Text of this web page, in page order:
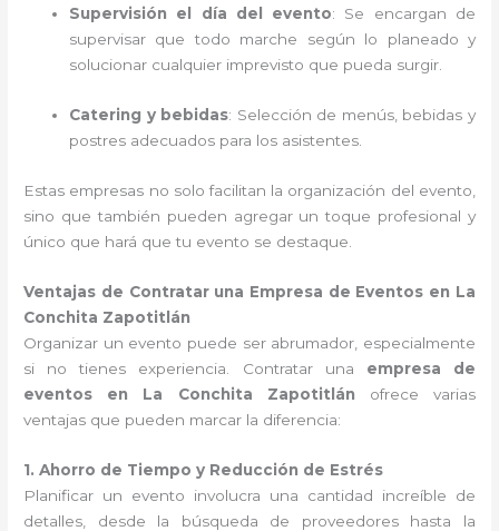
Supervisión el día del evento: Se encargan de
supervisar que todo marche según lo planeado y
solucionar cualquier imprevisto que pueda surgir.
Catering y bebidas: Selección de menús, bebidas y
postres adecuados para los asistentes.
Estas empresas no solo facilitan la organización del evento,
sino que también pueden agregar un toque profesional y
único que hará que tu evento se destaque.
Ventajas de Contratar una Empresa de Eventos en La
Conchita Zapotitlán
Organizar un evento puede ser abrumador, especialmente
si no tienes experiencia. Contratar una empresa de
eventos en La Conchita Zapotitlán ofrece varias
ventajas que pueden marcar la diferencia:
1. Ahorro de Tiempo y Reducción de Estrés
Planificar un evento involucra una cantidad increíble de
detalles, desde la búsqueda de proveedores hasta la